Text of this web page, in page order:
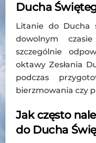
Ducha
Litanie do Ducha
dowolnym
szczególnie
oktawy Zesłania
podczas
bierzmowania czy
Jak często
do Ducha